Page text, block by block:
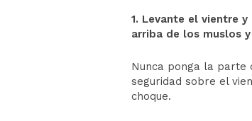
1. Levante el vientre
arriba de los muslos
Nunca ponga la parte
seguridad sobre el
choque.